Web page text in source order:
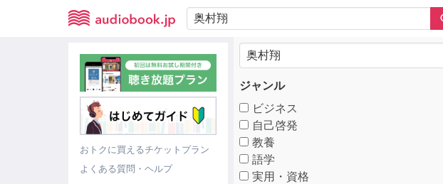
おトクに買えるチケットプラン
よくある質問・ヘルプ
ジャンル
ビジネス
自己啓発
教養
語学
実用・資格